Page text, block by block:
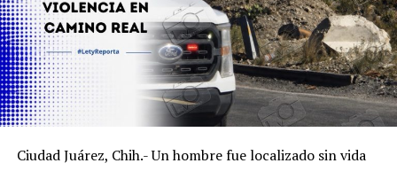
Ciudad Juárez, Chih.- Un hombre fue localizado sin vida